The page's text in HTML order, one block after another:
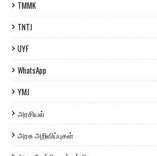
TMMK
TNTJ
UYF
WhatsApp
YMJ
அரசியல்
அரசு அறிவிப்புகள்